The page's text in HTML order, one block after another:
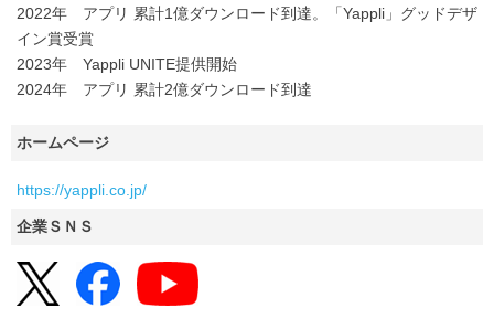
2022年 アプリ 累計1億ダウンロード到達。「Yappli」グッドデザ
イン賞受賞
2023年 Yappli UNITE提供開始
2024年 アプリ 累計2億ダウンロード到達
ホームページ
https://yappli.co.jp/
企業ＳＮＳ